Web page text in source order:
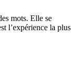
mots. Elle se
l’expérience la plus